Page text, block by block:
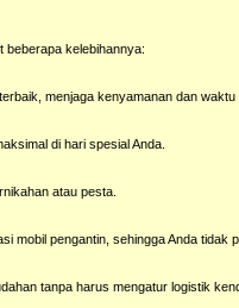
beberapa kelebihannya:
menjaga kenyamanan dan
di hari spesial Anda.
atau pesta.
mobil pengantin, sehingga Anda tidak
tanpa harus mengatur logistik